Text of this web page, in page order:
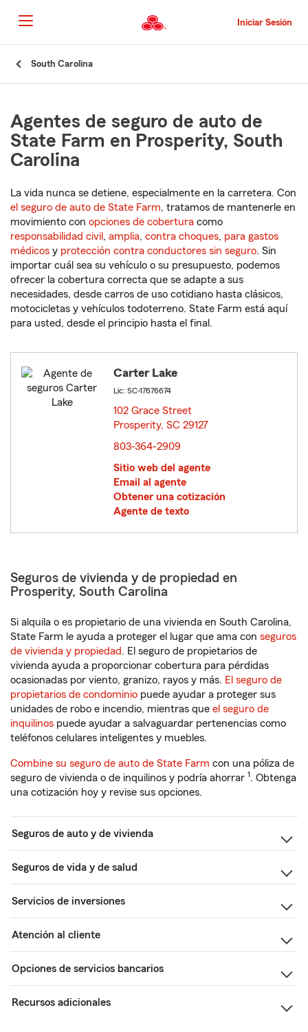
al
contenido
principal
Iniciar Sesión
South Carolina
Agentes de seguro de auto de
State Farm en Prosperity, South
Carolina
La vida nunca se detiene, especialmente en la carretera. Con
el seguro de auto de State Farm, tratamos de mantenerle en
movimiento con opciones de cobertura como
responsabilidad civil , amplia, contra choques, para gastos
médicos y protección contra conductores sin seguro. Sin
importar cuál sea su vehículo o su presupuesto, podemos
ofrecer la cobertura correcta que se adapte a sus
necesidades, desde carros de uso cotidiano hasta clásicos,
motocicletas y vehículos todoterreno. State Farm está aquí
para usted, desde el principio hasta el final.
Carter Lake
Lic: SC-17676674
102 Grace Street
Prosperity, SC 29127
803-364-2909
Sitio web del agente
Email al agente
Obtener una cotización
Agente de texto
Seguros de vivienda y de propiedad en
Prosperity, South Carolina
Si alquila o es propietario de una vivienda en South Carolina,
State Farm le ayuda a proteger el lugar que ama con seguros
de vivienda y propiedad. El seguro de propietarios de
vivienda ayuda a proporcionar cobertura para pérdidas
ocasionadas por viento, granizo, rayos y más. El seguro de
propietarios de condominio puede ayudar a proteger sus
unidades de robo e incendio, mientras que el seguro de
inquilinos puede ayudar a salvaguardar pertenencias como
teléfonos celulares inteligentes y muebles.
Combine su seguro de auto de State Farm con una póliza de
seguro de vivienda o de inquilinos y podría ahorrar 1. Obtenga
una cotización hoy y revise sus opciones.
Seguros de auto y de vivienda
Seguros de vida y de salud
Servicios de inversiones
Atención al cliente
Opciones de servicios bancarios
Recursos adicionales